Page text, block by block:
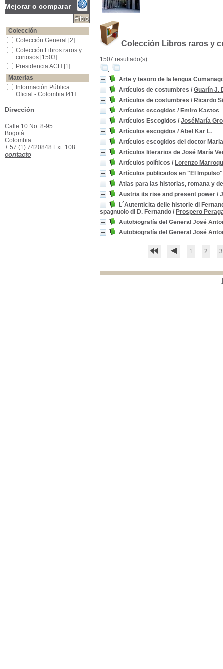
Colección Libros raros y
1507 resultado(s)
Arte y tesoro de la lengua
Artículos de costumbres / Guarín J.
Artículos de costumbres / Ricardo
Artículos escogidos / Emiro Kastos
Artículos Escogidos / JoséMaría
Artículos escogidos / Abel Kar L.
Artículos escogidos del doctor
Artículos literarios de José María
Artículos políticos / Lorenzo
Artículos publicados en "El Impulso"
Atlas para las historias, romana y
Austria its rise and present power /
L´Autenticita delle historie di
spagnuolo di D. Fernando / Prospero
Autobiografía del General José
Autobiografía del General José
1 2 3
Mejorar o comparar
Colección
Colección General
Colección General [2]
Colección Libros raros y curiosos
Colección Libros raros y
curiosos [1503]
Presidencia ACH
Presidencia ACH [1]
Materias
Información Pública Oficial - Colombia
Información Pública
Oficial - Colombia [41]
Colombia--Política y gobierno--Siglo XIX
gobierno--Siglo XIX
Historia Universal
Historia Universal
Colombia -Historia -Descubrimiento y Conquista, 1499-1550
Colombia -Historia -
Descubrimiento y
Conquista, 1499-1550
Colombia-- Descripciones y viajes.
Colombia -Descripciones y viajes -Siglo XIX
América -Descubrimiento y Exploraciones
Dirección
Calle 10 No. 8-95
Bogotá
Colombia
+ 57 (1) 7420848 Ext. 108
contacto